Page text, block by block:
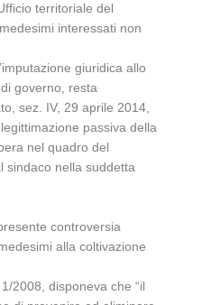
territoriale del
interessati non
giuridica allo
governo, resta
sez. IV, 29 aprile 2014,
passiva della
nel quadro del
sindaco nella suddetta
controversia
alla coltivazione
2008, disponeva che “il